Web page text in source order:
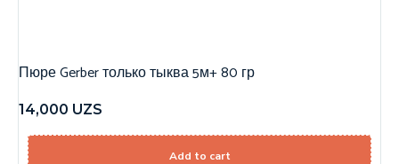
Пюре Gerber только тыква 5м+ 80 гр
14,000 UZS
Add to cart